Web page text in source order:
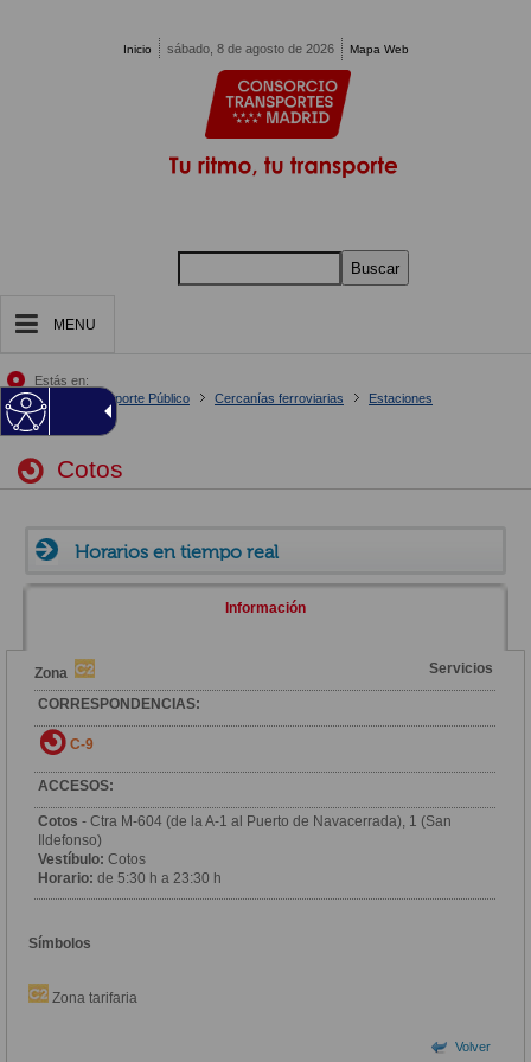
Inicio sábado, 8 de agosto de 2026 Mapa Web
Buscar
MENU
Estás en:
Inicio
Tu Transporte Público Cercanías ferroviarias
Estaciones
Cotos
Cotos
Horarios en tiempo real
Información
Zona Servicios
CORRESPONDENCIAS:
C-9
ACCESOS:
Cotos - Ctra M-604 (de la A-1 al Puerto de Navacerrada), 1 (San
Ildefonso)
Vestíbulo: Cotos
Horario: de 5:30 h a 23:30 h
Símbolos
Zona tarifaria
Volver